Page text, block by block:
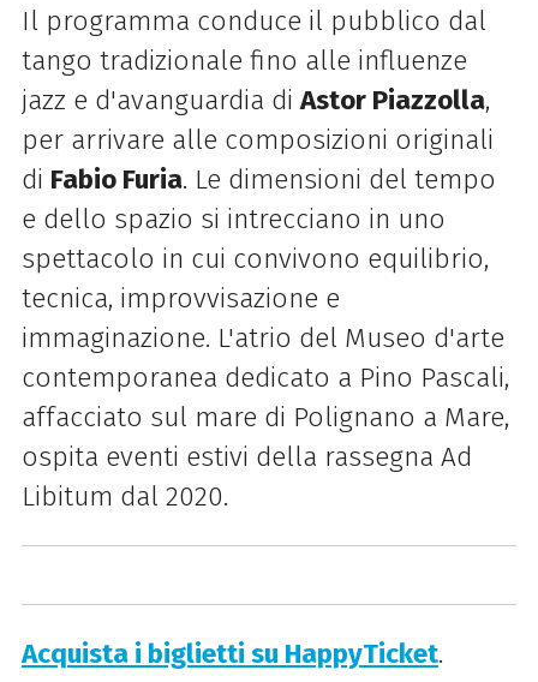
Il programma conduce il pubblico dal
tango tradizionale fino alle influenze
jazz e d'avanguardia diAstor Piazzolla,
per arrivare alle composizioni originali
di Fabio Furia. Le dimensioni del tempo
e dello spazio si intrecciano in uno
spettacolo in cui convivono equilibrio,
tecnica, improvvisazione e
immaginazione. L'atrio del Museo d'arte
contemporanea dedicato a Pino Pascali,
affacciato sul mare di Polignano a Mare,
ospita eventi estivi della rassegna Ad
Libitum dal 2020.
Acquista i biglietti su HappyTicket.